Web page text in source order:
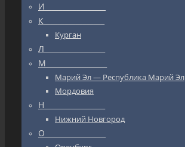
И_________________
К_________________
Курган
Л_________________
М_________________
Марий Эл — Республика Марий Эл
Мордовия
Н_________________
Нижний Новгород
О_________________